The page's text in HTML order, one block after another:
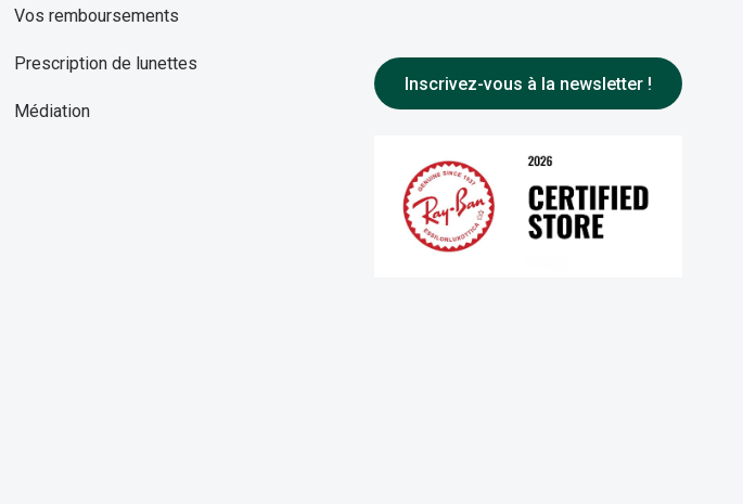
Vos remboursements
Prescription de lunettes
Médiation
Inscrivez-vous à la newsletter !